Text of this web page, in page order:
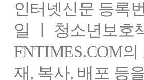
인터넷신문 등록
일 ㅣ 청소년보호
FNTIMES.COM
재, 복사, 배포 등